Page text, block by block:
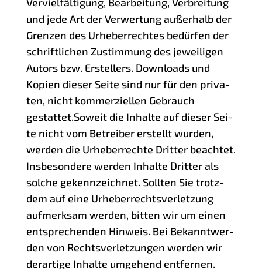
und jede Art der Ver­wer­tung außer­halb der
Gren­zen des Urhe­ber­rech­tes bedür­fen der
schrift­li­chen Zustim­mung des jewei­li­gen
Autors bzw. Erstel­lers. Down­loads und
Kopien die­ser Sei­te sind nur für den pri­va­
ten, nicht kom­mer­zi­el­len Gebrauch
gestattet.Soweit die Inhal­te auf die­ser Sei­
te nicht vom Betrei­ber erstellt wur­den,
wer­den die Urhe­ber­rech­te Drit­ter beach­tet.
Ins­be­son­de­re wer­den Inhal­te Drit­ter als
sol­che gekenn­zeich­net. Soll­ten Sie trotz­
dem auf eine Urhe­ber­rechts­ver­let­zung
auf­merk­sam wer­den, bit­ten wir um einen
ent­spre­chen­den Hin­weis. Bei Bekannt­wer­
den von Rechts­ver­let­zun­gen wer­den wir
der­ar­ti­ge Inhal­te umge­hend entfernen.